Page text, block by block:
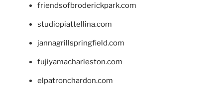
friendsofbroderickpark.com
studiopiattellina.com
jannagrillspringfield.com
fujiyamacharleston.com
elpatronchardon.com